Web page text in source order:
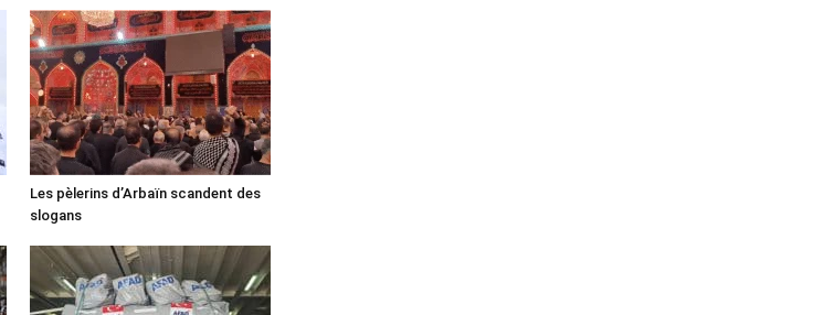
Les pèlerins d’Arbaïn scandent des
slogans